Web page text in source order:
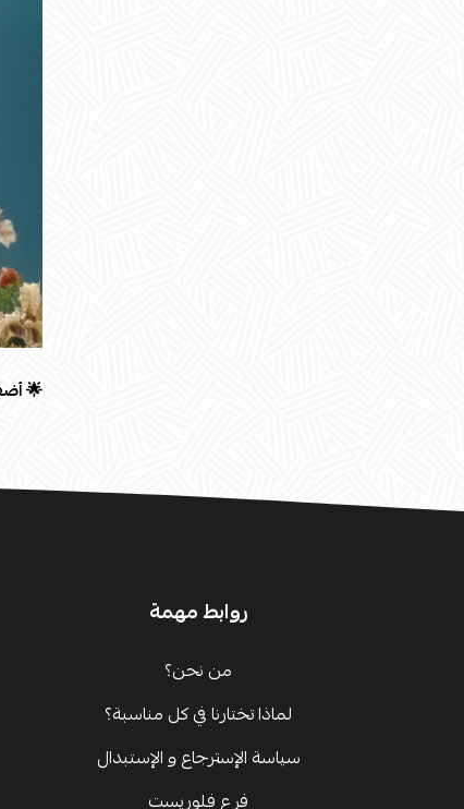
🌟
روابط مهمة
من نحن؟
لماذا تختارنا في كل مناسبة؟
سياسة الإسترجاع و الإستبدال
فرع فلوريست